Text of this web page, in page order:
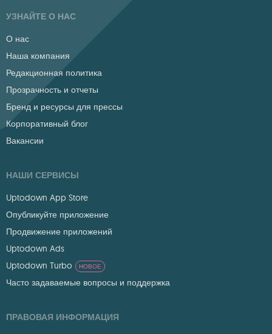
УЗНАЙТЕ О НАС
О нас
Наша компания
Редакционная политика
Прозрачность и отчеты
Бренд и ресурсы для прессы
Корпоративный блог
Вакансии
НАШИ СЕРВИСЫ
Uptodown App Store
Опубликуйте приложение
Продвижение приложений
Uptodown Ads
Uptodown Turbo
НОВОЕ
Часто задаваемые вопросы и поддержка
ПРАВОВАЯ ИНФОРМАЦИЯ